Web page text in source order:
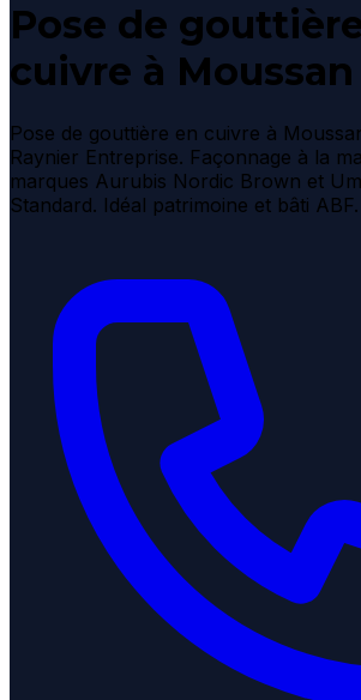
Pose de
cuivre à Moussan
Pose de gouttière en cuivre à
Raynier Entreprise. Façonnage à la
marques Aurubis Nordic Brown et
Standard. Idéal patrimoine et bâti ABF.